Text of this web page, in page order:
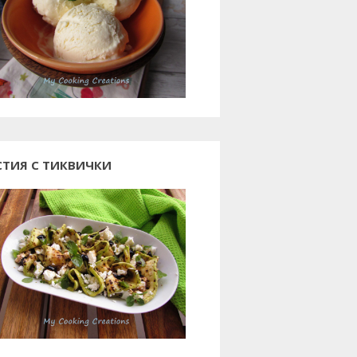
С ТИКВИЧКИ